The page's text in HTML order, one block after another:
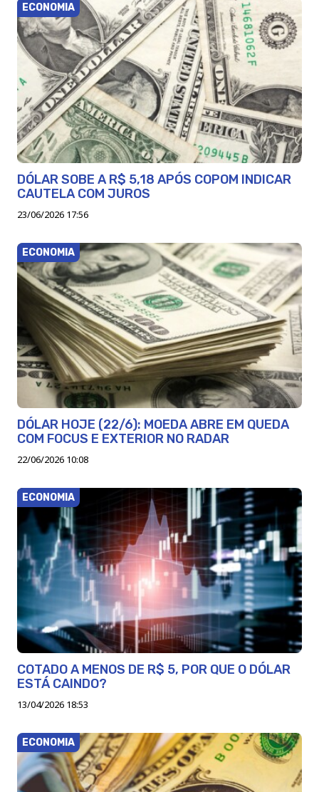
ECONOMIA
DÓLAR SOBE A R$ 5,18 APÓS COPOM INDICAR
CAUTELA COM JUROS
23/06/2026 17:56
ECONOMIA
DÓLAR HOJE (22/6): MOEDA ABRE EM QUEDA
COM FOCUS E EXTERIOR NO RADAR
22/06/2026 10:08
ECONOMIA
COTADO A MENOS DE R$ 5, POR QUE O DÓLAR
ESTÁ CAINDO?
13/04/2026 18:53
ECONOMIA